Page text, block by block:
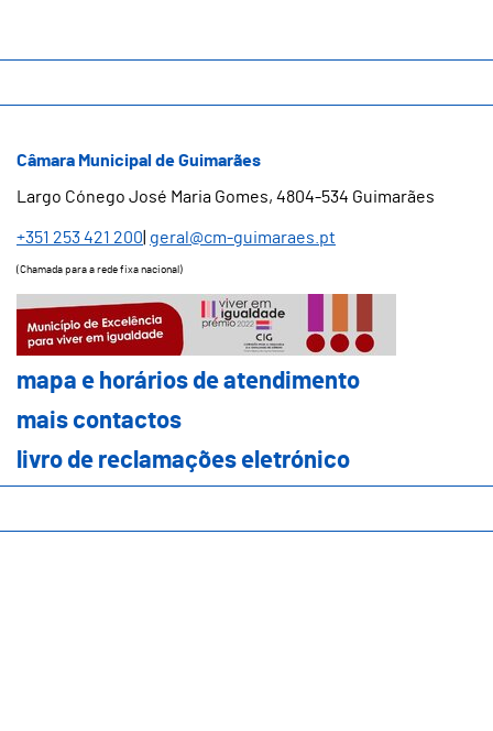
Câmara Municipal de Guimarães
Largo Cónego José Maria Gomes, 4804-534 Guimarães
+351 253 421 200 geral@cm-guimaraes.pt
(Chamada para a rede fixa nacional)
mapa e horários de atendimento
mapa e horários de atendimento
mais contactos
mais contactos
livro de reclamações eletrónico
livro de reclamações eletrónico